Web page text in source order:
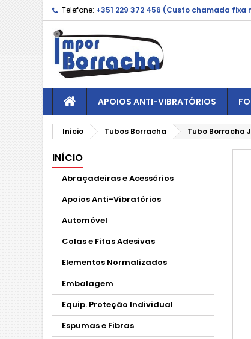
Telefone: +351 229 372 456 (Custo chamada fixa
APOIOS ANTI-VIBRATÓRIOS
Início Tubos Borracha Tubo Borracha
INÍCIO
Abraçadeiras e Acessórios
Apoios Anti-Vibratórios
Automóvel
Colas e Fitas Adesivas
Elementos Normalizados
Embalagem
Equip. Proteção Individual
Espumas e Fibras